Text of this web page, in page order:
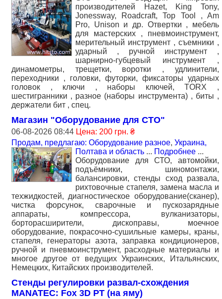
производителей Hazet, King Tony,
Jonessway, Roadcraft, Top Tool , Am
Pro, Unison и др. Отвертки , мебель
для мастерских , пневмоинструмент,
мерительный инструмент , съемники ,
ударный , ручной инструмент ,
шарнирно-губцевый инструмент ,
динамометры, трещетки, воротки , удлинители,
переходники , головки, футорки, фиксаторы ударных
головок , ключи , наборы ключей, TORX ,
шестигранники , разное (наборы инструмента) , биты ,
держатели бит , спец.
Магазин "Оборудование для СТО"
06-08-2026 08:44 Цена: 200 грн. ₴
Продам, предлагаю: Оборудование разное, Украина,
Полтава и область ... Подробнее ...
Оборудование для СТО, автомойки,
подъёмники, шиномонтажи,
балансировки, стенды сход развала,
рихтовочные стапеля, замена масла и
техжидкостей, диагностическое оборудование(сканер),
чистка форсунок, сварочные и пускозарядные
аппараты, компрессора, вулканизаторы,
борторасширители, дископравы, моечное
оборудование, покрасочно-сушильные камеры, краны,
стапеля, генераторы азота, заправка кондиционеров,
ручной и пневмоинструмент, расходные материалы и
многое другое от ведущих Украинских, Итальянских,
Немецких, Китайских производителей.
Стенды регулировки развал-схождения
MANATEC: Fox 3D PT (на яму)